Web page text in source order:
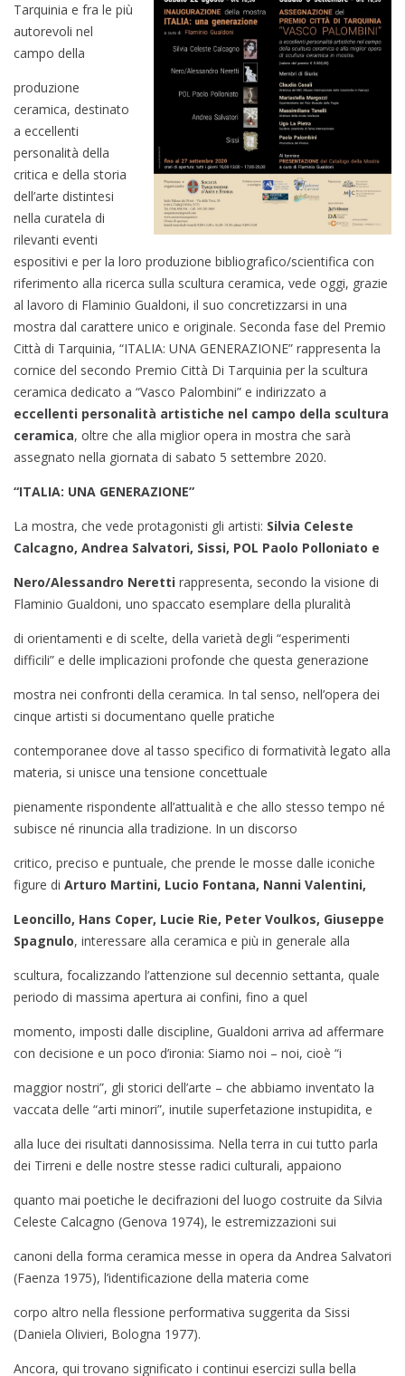
Tarquinia e fra le più
autorevoli nel
campo della
produzione
ceramica, destinato
a eccellenti
personalità della
critica e della storia
dell’arte distintesi
nella curatela di
rilevanti eventi
espositivi e per la loro produzione bibliografico/scientifica con
riferimento alla ricerca sulla scultura ceramica, vede oggi, grazie
al lavoro di Flaminio Gualdoni, il suo concretizzarsi in una
mostra dal carattere unico e originale. Seconda fase del Premio
Città di Tarquinia, “ITALIA: UNA GENERAZIONE” rappresenta la
cornice del secondo Premio Città Di Tarquinia per la scultura
ceramica dedicato a “Vasco Palombini” e indirizzato a
eccellenti personalità artistiche nel campo della scultura
ceramica, oltre che alla miglior opera in mostra che sarà
assegnato nella giornata di sabato 5 settembre 2020.
“ITALIA: UNA GENERAZIONE”
La mostra, che vede protagonisti gli artisti: Silvia Celeste
Calcagno, Andrea Salvatori, Sissi, POL Paolo Polloniato e
Nero/Alessandro Neretti rappresenta, secondo la visione di
Flaminio Gualdoni, uno spaccato esemplare della pluralità
di orientamenti e di scelte, della varietà degli “esperimenti
difficili” e delle implicazioni profonde che questa generazione
mostra nei confronti della ceramica. In tal senso, nell’opera dei
cinque artisti si documentano quelle pratiche
contemporanee dove al tasso specifico di formatività legato alla
materia, si unisce una tensione concettuale
pienamente rispondente all’attualità e che allo stesso tempo né
subisce né rinuncia alla tradizione. In un discorso
critico, preciso e puntuale, che prende le mosse dalle iconiche
figure di Arturo Martini, Lucio Fontana, Nanni Valentini,
Leoncillo, Hans Coper, Lucie Rie, Peter Voulkos, Giuseppe
Spagnulo, interessare alla ceramica e più in generale alla
scultura, focalizzando l’attenzione sul decennio settanta, quale
periodo di massima apertura ai confini, fino a quel
momento, imposti dalle discipline, Gualdoni arriva ad affermare
con decisione e un poco d’ironia: Siamo noi – noi, cioè “i
maggior nostri”, gli storici dell’arte – che abbiamo inventato la
vaccata delle “arti minori”, inutile superfetazione instupidita, e
alla luce dei risultati dannosissima. Nella terra in cui tutto parla
dei Tirreni e delle nostre stesse radici culturali, appaiono
quanto mai poetiche le decifrazioni del luogo costruite da Silvia
Celeste Calcagno (Genova 1974), le estremizzazioni sui
canoni della forma ceramica messe in opera da Andrea Salvatori
(Faenza 1975), l’identificazione della materia come
corpo altro nella flessione performativa suggerita da Sissi
(Daniela Olivieri, Bologna 1977).
Ancora, qui trovano significato i continui esercizi sulla bella